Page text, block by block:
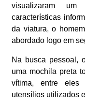
visualizaram
características
da viatura, o
abordado logo em
Na busca pessoal,
uma mochila preta
vítima, entre eles
utensílios utilizados